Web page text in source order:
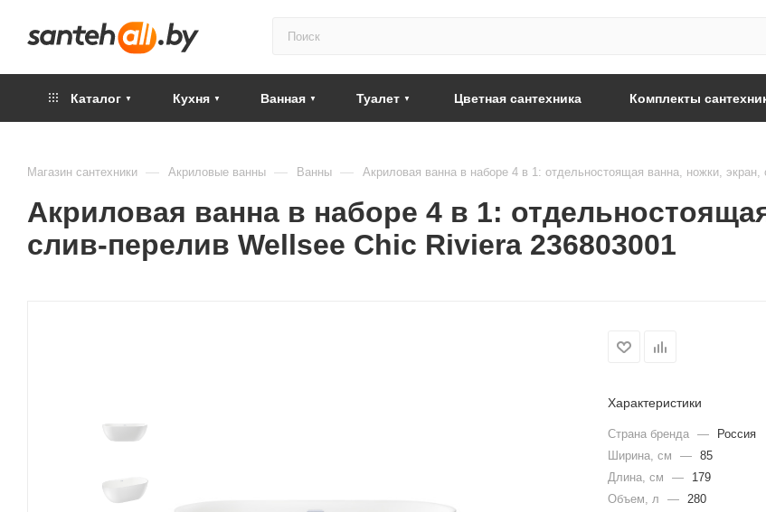
Каталог Кухня Ванная Туалет Цветная сантехника Комплекты
Магазин сантехники — Акриловые ванны — Ванны — Акриловая ванна в наборе 4 в 1: отдельностоящая ванна, ножки,
Акриловая ванна в наборе 4 в 1:
слив-перелив Wellsee Chic Riviera 236803001
Характеристики
Страна бренда —
Россия
Ширина, см
— 85
Длина, см
—
179
Объем, л
—
280